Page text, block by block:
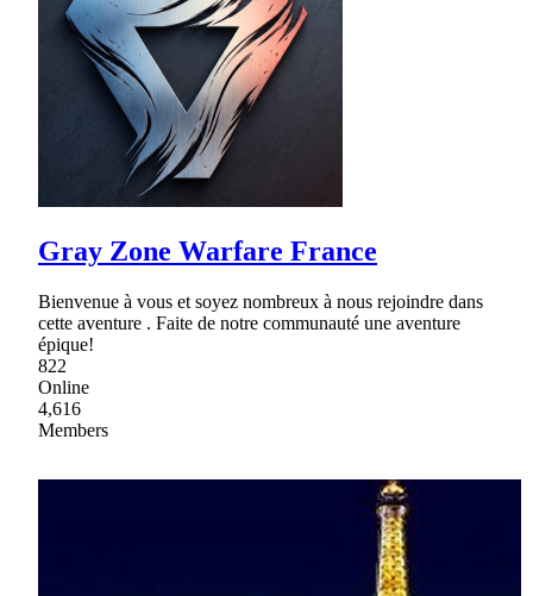
Gray Zone Warfare France
Bienvenue à vous et soyez nombreux à nous rejoindre dans
cette aventure . Faite de notre communauté une aventure
épique!
822
Online
4,616
Members